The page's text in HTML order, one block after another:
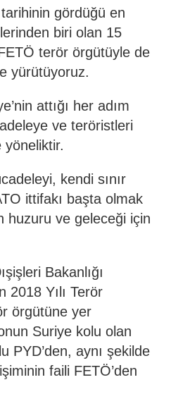
gördüğü en
biri olan 15
terör örgütüyle de
yürütüyoruz.
attığı her adım
ve teröristleri
yöneliktir.
kendi sınır
ittifakı başta olmak
huzuru ve geleceği için
Bakanlığı
2018 Yılı Terör
örgütüne yer
Suriye kolu olan
PYD’den, aynı şekilde
faili FETÖ’den